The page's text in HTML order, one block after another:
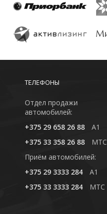
ТЕЛЕФОНЫ
Отдел продажи
автомобилей:
+375 29 658 26 88
A1
+375 33 358 26 88
MTC
Приём автомобилей:
+375 29 3333 284
A1
+375 33 3333 284
MTC